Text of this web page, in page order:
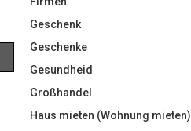
Geschenk
Geschenke
Gesundheid
Großhandel
Haus mieten (Wohnung mieten)